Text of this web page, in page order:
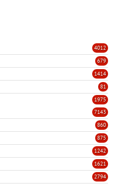
4012
679
1414
81
1975
7143
860
875
1242
1621
2794